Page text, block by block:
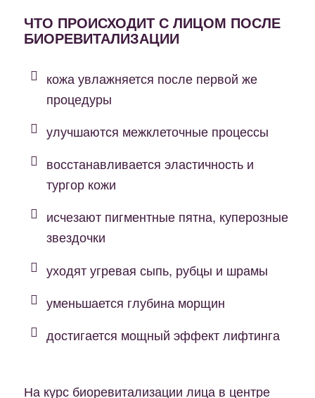
ЧТО ПРОИСХОДИТ С ЛИЦОМ ПОСЛЕ
БИОРЕВИТАЛИЗАЦИИ
кожа увлажняется после первой же
процедуры
улучшаются межклеточные процессы
восстанавливается эластичность и
тургор кожи
исчезают пигментные пятна, куперозные
звездочки
уходят угревая сыпь, рубцы и шрамы
уменьшается глубина морщин
достигается мощный эффект лифтинга
На курс биоревитализации лица в центре